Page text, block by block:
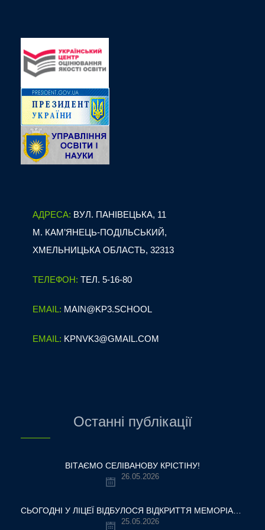
АДРЕСА: ВУЛ. ПАНІВЕЦЬКА, 11
М. КАМ’ЯНЕЦЬ-ПОДІЛЬСЬКИЙ,
ХМЕЛЬНИЦЬКА ОБЛАСТЬ, 32313
ТЕЛЕФОН: ТЕЛ. 5-16-80
EMAIL: MAIN@KP3.SCHOOL
EMAIL: KPNVK3@GMAIL.COM
Останні публікації
ВІТАЄМО СЕЛІВАНОВУ КРІСТІНУ!
26.05.2026
25.05.2026